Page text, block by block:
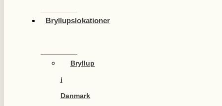
Bryllupslokationer
Bryllup
i
Danmark